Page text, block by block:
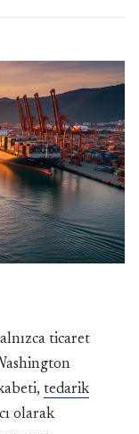
ticaret
tedarik
olarak